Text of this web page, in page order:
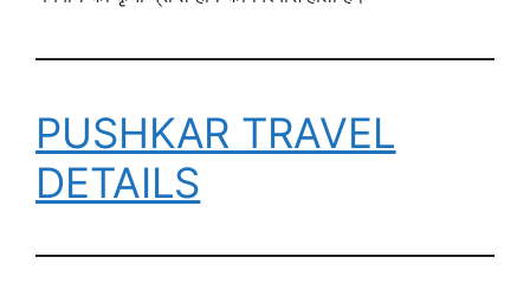
PUSHKAR TRAVEL
DETAILS